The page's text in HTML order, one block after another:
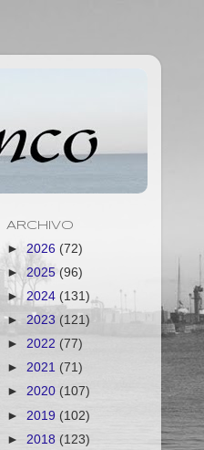
ARCHIVO
► 2026 (72)
► 2025 (96)
► 2024 (131)
► 2023 (121)
► 2022 (77)
► 2021 (71)
► 2020 (107)
► 2019 (102)
► 2018 (123)